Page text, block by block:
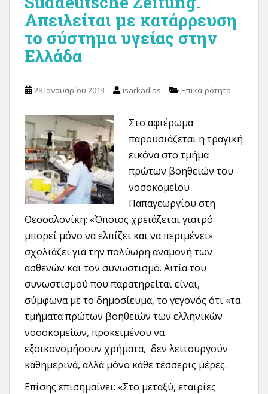
Απειλείται με κατάρρευση
το σύστημα υγείας στην
Ελλάδα
28 Ιανουαρίου 2013 isarkadias Επικαιρότητα
Στο αφιέρωμα
παρουσιάζεται η τραγική
εικόνα στο τμήμα
πρώτων βοηθειών του
νοσοκομείου
Παπαγεωργίου στη
Θεσσαλονίκη: «Όποιος χρειάζεται γιατρό
μπορεί μόνο να ελπίζει και να περιμένει»
σχολιάζει για την πολύωρη αναμονή των
ασθενών και τον συνωστισμό. Αιτία του
συνωστισμού που παρατηρείται είναι,
σύμφωνα με το δημοσίευμα, το γεγονός ότι «τα
τμήματα πρώτων βοηθειών των ελληνικών
νοσοκομείων, προκειμένου να
εξοικονομήσουν χρήματα, δεν λειτουργούν
καθημερινά, αλλά μόνο κάθε τέσσερις μέρες.
Επίσης επισημαίνει: «Στο μεταξύ, εταιρίες